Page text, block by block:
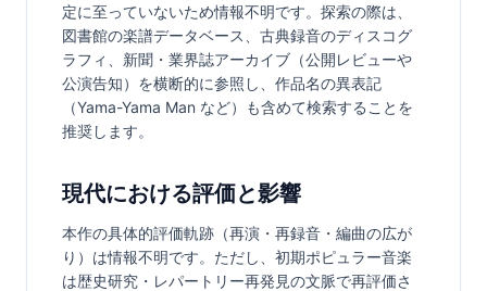
定に至っていないため情報不明です。探索の際は、
図書館の楽譜データベース、古典録音のディスコグ
ラフィ、新聞・業界誌アーカイブ（公開レビューや
公演告知）を横断的に参照し、作品名の異表記
（Yama-Yama Man など）も含めて検索することを
推奨します。
現代における評価と影響
本作の具体的評価軌跡（再演・再録音・編曲の広が
り）は情報不明です。ただし、初期ポピュラー音楽
は歴史研究・レパートリー再発見の文脈で再評価さ